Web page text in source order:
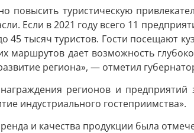
повысить туристическую
Если в 2021 году всего 11
45 тысяч туристов. Гости посещают
маршрутов дает возможность
региона», — отметил
регионов и
индустриального гостеприимства».
и качества продукции была